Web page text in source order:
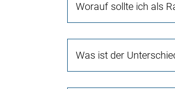
Worauf sollte ich als
Was ist der